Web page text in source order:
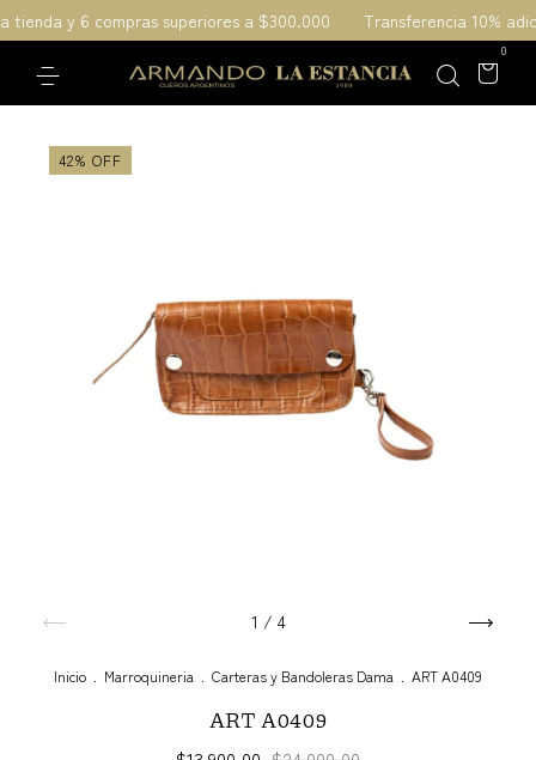
y 6 compras superiores a $300.000 Transferencia 10%
0
42% OFF
1 / 4
Inicio Marroquineria Carteras y Bandoleras Dama ART A0409
ART A0409